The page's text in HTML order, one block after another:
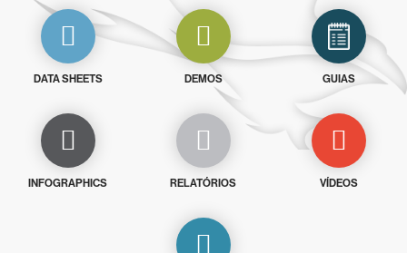
DATA SHEETS DEMOS GUIAS
INFOGRAPHICS RELATÓRIOS VÍDEOS